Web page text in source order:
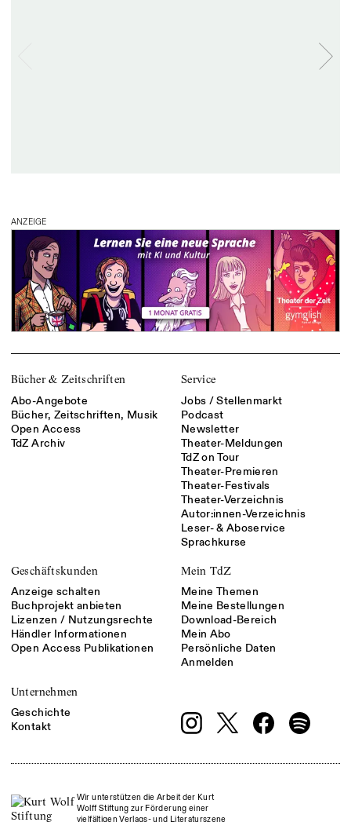
ANZEIGE
Bücher & Zeitschriften
Abo-Angebote
Bücher, Zeitschriften, Musik
Open Access
TdZ Archiv
Service
Jobs / Stellenmarkt
Podcast
Newsletter
Theater-Meldungen
TdZ on Tour
Theater-Premieren
Theater-Festivals
Theater-Verzeichnis
Autor:innen-Verzeichnis
Leser- & Aboservice
Sprachkurse
Geschäftskunden
Anzeige schalten
Buchprojekt anbieten
Lizenzen / Nutzungsrechte
Händler Informationen
Open Access Publikationen
Mein TdZ
Meine Themen
Meine Bestellungen
Download-Bereich
Mein Abo
Persönliche Daten
Anmelden
Unternehmen
Geschichte
Kontakt
Wir unterstützen die Arbeit der Kurt
Wolff Stiftung zur Förderung einer
vielfältigen Verlags- und Literaturszene